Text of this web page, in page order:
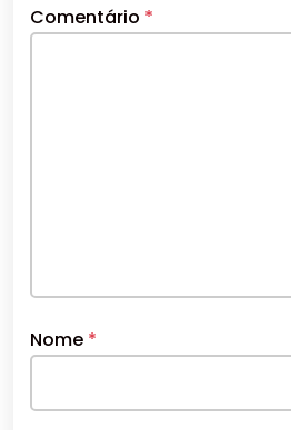
Comentário *
Nome *